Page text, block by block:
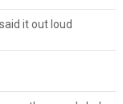
it out loud